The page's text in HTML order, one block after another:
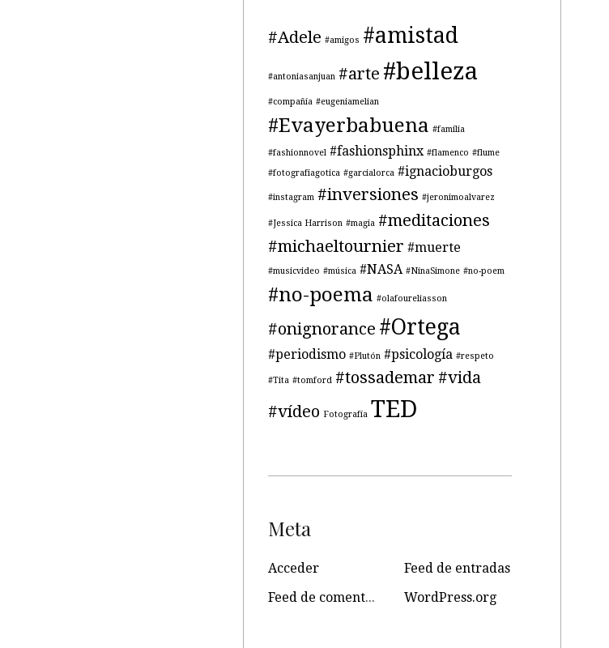
#Adele #amigos #amistad
#antoniasanjuan #arte #belleza
#compañía #eugeniamelian
#Evayerbabuena #familia
#fashionnovel #fashionsphinx #flamenco #flume
#fotografiagotica #garcialorca #ignacioburgos
#instagram #inversiones #jeronimoalvarez
#Jessica Harrison #magia #meditaciones
#michaeltournier #muerte
#musicvideo #música #NASA #NinaSimone #no-poem
#no-poema #olafoureliasson
#onignorance #Ortega
#periodismo #Plutón #psicología #respeto
#Tita #tomford #tossademar #vida
#vídeo Fotografía TED
Meta
Acceder
Feed de entradas
Feed de comentarios
WordPress.org